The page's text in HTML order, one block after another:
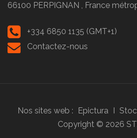
66100 PERPIGNAN , France
+334 6850 1135 (GMT+1)
Contactez-nous
Nos sites web : Epictura I
Copyright © 2026